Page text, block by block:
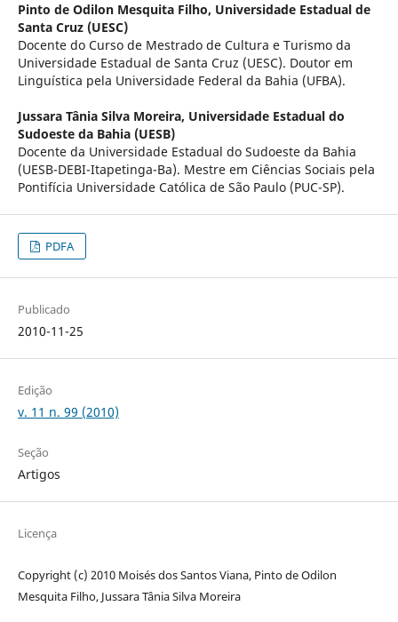
Pinto de Odilon Mesquita Filho, Universidade Estadual de
Santa Cruz (UESC)
Docente do Curso de Mestrado de Cultura e Turismo da
Universidade Estadual de Santa Cruz (UESC). Doutor em
Linguística pela Universidade Federal da Bahia (UFBA).
Jussara Tânia Silva Moreira, Universidade Estadual do
Sudoeste da Bahia (UESB)
Docente da Universidade Estadual do Sudoeste da Bahia
(UESB-DEBI-Itapetinga-Ba). Mestre em Ciências Sociais pela
Pontifícia Universidade Católica de São Paulo (PUC-SP).
PDFA
Publicado
2010-11-25
Edição
v. 11 n. 99 (2010)
Seção
Artigos
Licença
Copyright (c) 2010 Moisés dos Santos Viana, Pinto de Odilon
Mesquita Filho, Jussara Tânia Silva Moreira